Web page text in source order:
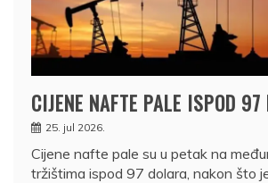
CIJENE NAFTE PALE ISPOD 97
25. jul 2026.
Cijene nafte pale su u petak na
tržištima ispod 97 dolara, nakon što